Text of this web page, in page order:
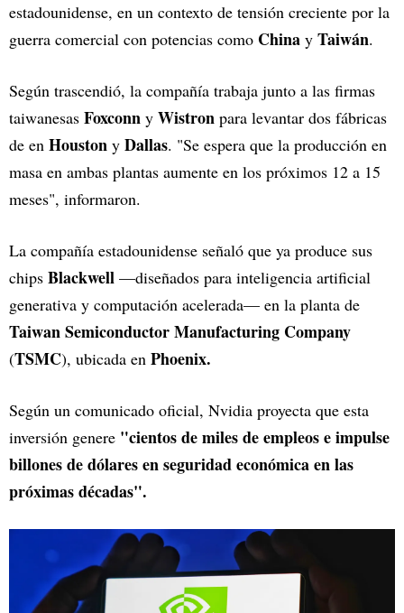
estadounidense, en un contexto de tensión creciente por la
guerra comercial con potencias como China y Taiwán.
Según trascendió, la compañía trabaja junto a las firmas
taiwanesas Foxconn y Wistron para levantar dos fábricas
de en Houston y Dallas. "Se espera que la producción en
masa en ambas plantas aumente en los próximos 12 a 15
meses", informaron.
La compañía estadounidense señaló que ya produce sus
chips Blackwell —diseñados para inteligencia artificial
generativa y computación acelerada— en la planta de
Taiwan Semiconductor Manufacturing Company
(TSMC), ubicada en Phoenix.
Según un comunicado oficial, Nvidia proyecta que esta
inversión genere "cientos de miles de empleos e impulse
billones de dólares en seguridad económica en las
próximas décadas".